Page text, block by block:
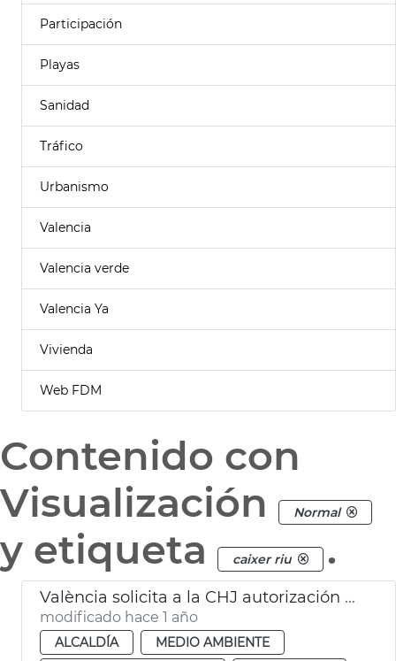
Participación
Playas
Sanidad
Tráfico
Urbanismo
Valencia
Valencia verde
Valencia Ya
Vivienda
Web FDM
Contenido con
Visualización
Normal
y etiqueta caixer riu .
València solicita a la CHJ autorización para limipar el cauce del Turia
modificado hace 1 año
ALCALDÍA
MEDIO AMBIENTE